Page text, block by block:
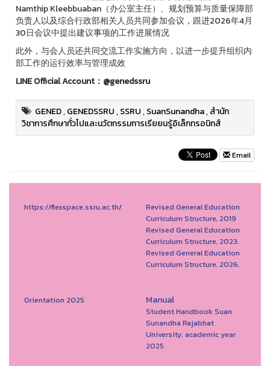
Namthip Kleebbuaban（办公室主任）、规划预算与质量保障部
负责人以及综合行政部相关人员共同参加会议，跟进2026年4月
30日会议中提出建议事项的工作进展情况
此外，与会人员还共同交流工作实施方向，以进一步提升组织内
部工作的运行效率与管理成效
LINE Official Account：@genedssru
GENED,GENEDSSRU,SSRU,SuanSunandha,สำนัก
วิชาการศึกษาทั่วไปและนวัตกรรมการเรียยนรู้อิเล็กทรอนิกส์
Email
https://flexspace.ssru.ac.th/
Revised General Education
Curriculum Structure, 2019
Revised General Education
Curriculum Structure, 2023.
Revised General Education
Curriculum Structure, 2026.
Orientation 2025 Manual
Student Handbook Suan
Sunandha Rajabhat
University, academic year
2025